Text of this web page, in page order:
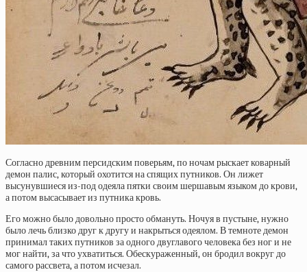
Согласно древним персидским поверьям, по ночам рыскает коварный
демон палис, который охотится на спящих путников. Он лижет
высунувшиеся из-под одеяла пятки своим шершавым языком до крови,
а потом высасывает из путника кровь.
Его можно было довольно просто обмануть. Ночуя в пустыне, нужно
было лечь близко друг к другу и накрыться одеялом. В темноте демон
принимал таких путников за одного двуглавого человека без ног и не
мог найти, за что ухватиться. Обескураженный, он бродил вокруг до
самого рассвета, а потом исчезал.